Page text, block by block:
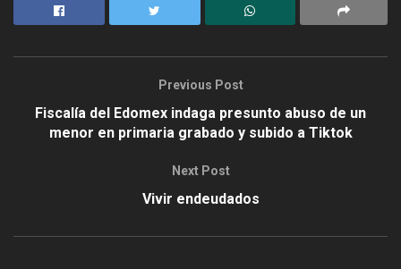
Previous Post
Fiscalía del Edomex indaga presunto abuso de un
menor en primaria grabado y subido a Tiktok
Next Post
Vivir endeudados